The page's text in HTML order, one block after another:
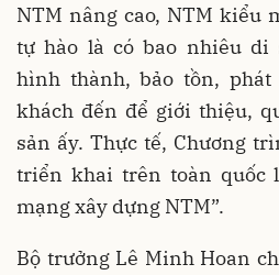
NTM nâng cao, NTM kiểu
tự hào là có bao nhiêu di
hình thành, bảo tồn,
khách đến để giới thiệu,
sản ấy. Thực tế, Chương
triển khai trên toàn quốc
mạng xây dựng NTM”.
Bộ trưởng Lê Minh Hoan